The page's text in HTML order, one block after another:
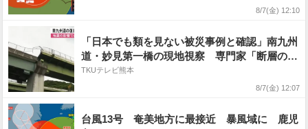
帯発生の可能性も 台風15号の今後はどうな
像で 気象庁
8/7(金) 12:10
「日本でも類を見ない被災事例と確認」南九州
道・妙見第一橋の現地視察 専門家「断層のず
れが直因」
TKUテレビ熊本
8/7(金) 12:07
台風13号 奄美地方に最接近 暴風域に 鹿児